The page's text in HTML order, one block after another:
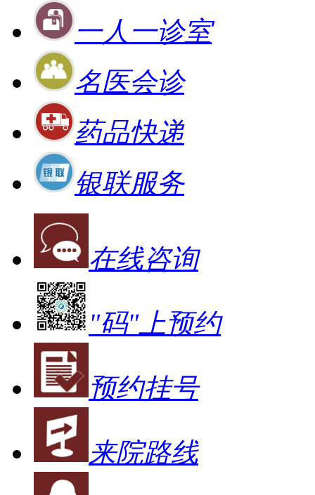
一人一诊室
名医会诊
药品快递
银联服务
在线咨询
"码"上预约
预约挂号
来院路线